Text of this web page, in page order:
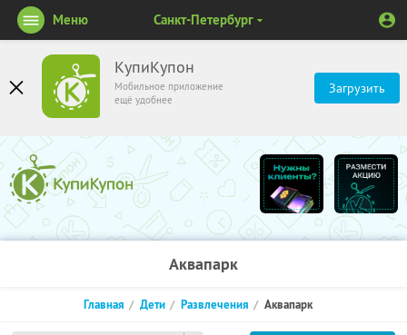
КупиКупон
Мобильное приложение
ещё удобнее
Загрузить
Меню Санкт-Петербург
Аквапарк
Главная Дети Развлечения Аквапарк